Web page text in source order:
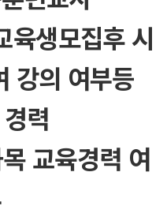
육생모집후 시
강의 여부등
력​
교육경력 여